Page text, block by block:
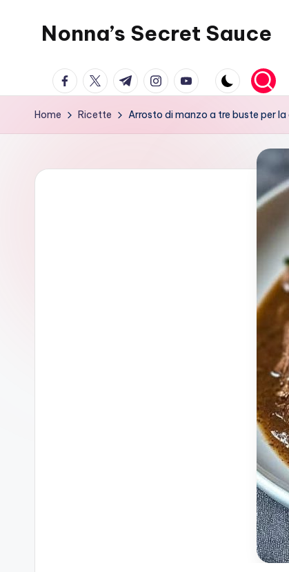
Nonna’s Secret Sauce
facebook.com
twitter.com
t.me instagram.com
youtube.com
Home Ricette Arrosto di manzo a tre buste per